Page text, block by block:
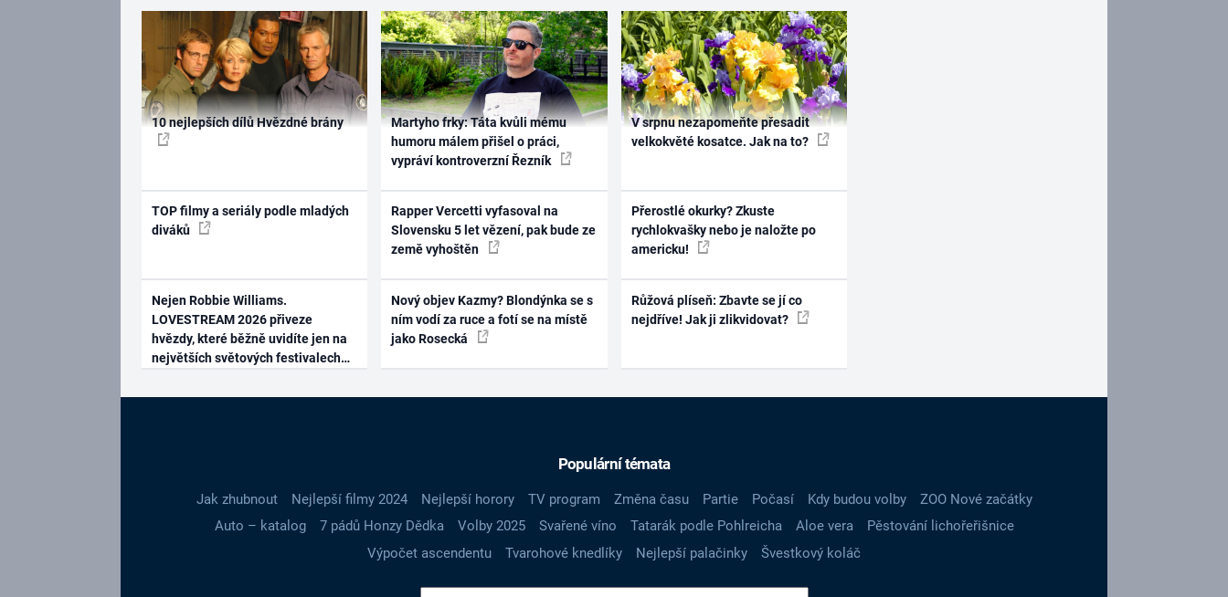
10 nejlepších dílů Hvězdné brány
TOP filmy a seriály podle mladých
diváků
Nejen Robbie Williams.
LOVESTREAM 2026 přiveze
hvězdy, které běžně uvidíte jen na
největších světových festivalech
Martyho frky: Táta kvůli mému
humoru málem přišel o práci,
vypráví kontroverzní Řezník
Rapper Vercetti vyfasoval na
Slovensku 5 let vězení, pak bude ze
země vyhoštěn
Nový objev Kazmy? Blondýnka se s
ním vodí za ruce a fotí se na místě
jako Rosecká
V srpnu nezapomeňte přesadit
velkokvěté kosatce. Jak na to?
Přerostlé okurky? Zkuste
rychlokvašky nebo je naložte po
americku!
Růžová plíseň: Zbavte se jí co
nejdříve! Jak ji zlikvidovat?
Populární témata
Jak zhubnout Nejlepší filmy 2024 Nejlepší horory TV program Změna času Partie Počasí Kdy budou volby
ZOO Nové začátky
Auto – katalog
7 pádů Honzy Dědka Volby 2025 Svařené víno Tatarák podle Pohlreicha Aloe vera
Pěstování lichořeřišnice
Výpočet ascendentu
Tvarohové knedlíky Nejlepší palačinky Švestkový koláč